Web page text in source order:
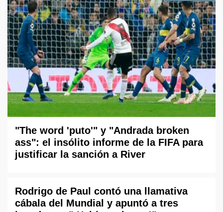
"The word 'puto'" y "Andrada broken
ass": el insólito informe de la FIFA para
justificar la sanción a River
Rodrigo de Paul contó una llamativa
cábala del Mundial y apuntó a tres